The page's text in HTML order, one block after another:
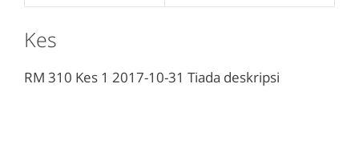
Kes
RM 310 Kes 1 2017-10-31 Tiada deskripsi